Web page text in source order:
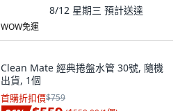
8/12 星期三 預計送達
WOW免運
Clean Mate 經典捲盤水管 30號, 隨機
出貨, 1個
首購折扣價$759